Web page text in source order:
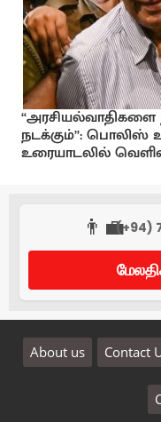
“அரசியல்வாதிகளை
நடக்கும்”: பொலிஸ்
உரையாடலில்
👨‍💼(+94)
About us Contact